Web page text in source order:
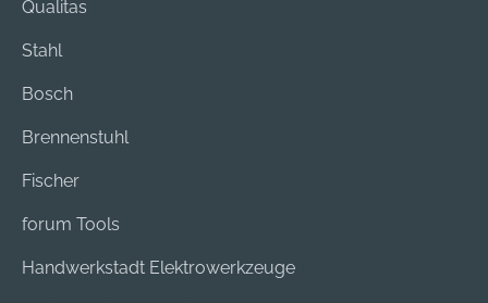
Qualitas
Stahl
Bosch
Brennenstuhl
Fischer
forum Tools
Handwerkstadt Elektrowerkzeuge